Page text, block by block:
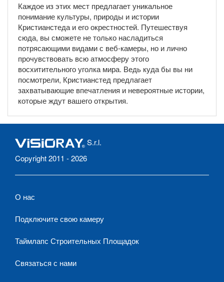
Каждое из этих мест предлагает уникальное
понимание культуры, природы и истории
Кристианстеда и его окрестностей. Путешествуя
сюда, вы сможете не только насладиться
потрясающими видами с веб-камеры, но и лично
прочувствовать всю атмосферу этого
восхитительного уголка мира. Ведь куда бы вы ни
посмотрели, Кристианстед предлагает
захватывающие впечатления и невероятные истории,
которые ждут вашего открытия.
S.r.l.
Copyright 2011 - 2026
О нас
Подключите свою камеру
Таймлапс Строительных Площадок
Связаться с нами